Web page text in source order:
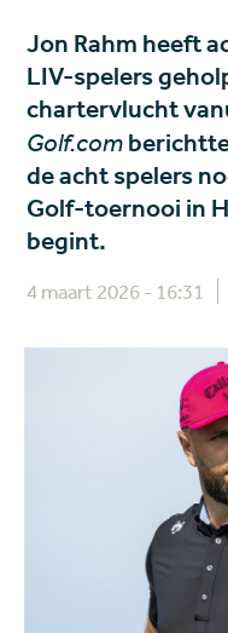
Jon Rahm heeft
LIV-spelers
chartervlucht
Golf.com
de acht spelers
Golf-toernooi in
begint.
4 maart 2026 - 16:31